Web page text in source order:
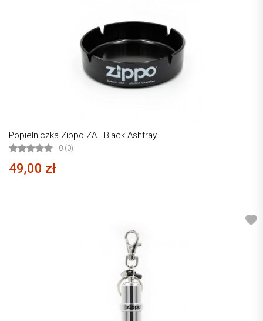
Popielniczka Zippo ZAT Black Ashtray
0 (0)
49,00 zł